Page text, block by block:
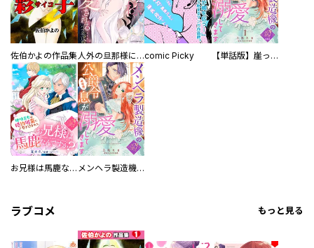
佐伯かよの作品集 人外の旦那様に娶られ毎晩ナカまで愛される…。アンソロジーcomic Picky 【単話版】崖っぷち令嬢ですが、意地と策略で幸せになります！シリーズ
お兄様は馬鹿なんですか？～地味王女は婚約破棄に巻き込まれる～ メンヘラ製造機の公爵令息（過保護）が溺愛してきます
ラブコメ もっと見る